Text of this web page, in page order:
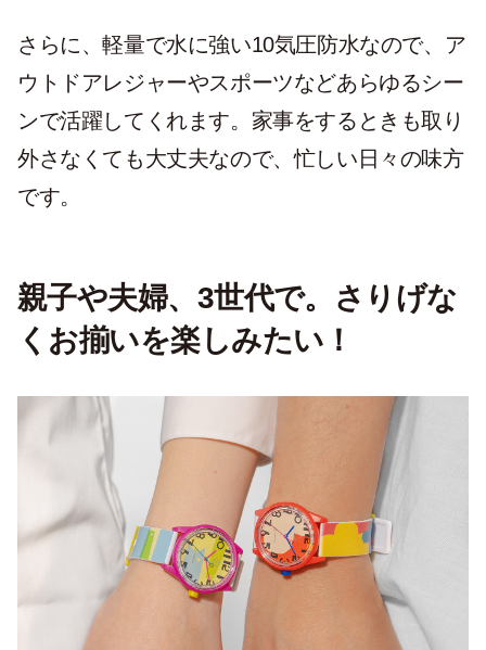
さらに、軽量で水に強い10気圧防水なので、ア
ウトドアレジャーやスポーツなどあらゆるシー
ンで活躍してくれます。家事をするときも取り
外さなくても大丈夫なので、忙しい日々の味方
です。
親子や夫婦、3世代で。さりげな
くお揃いを楽しみたい！